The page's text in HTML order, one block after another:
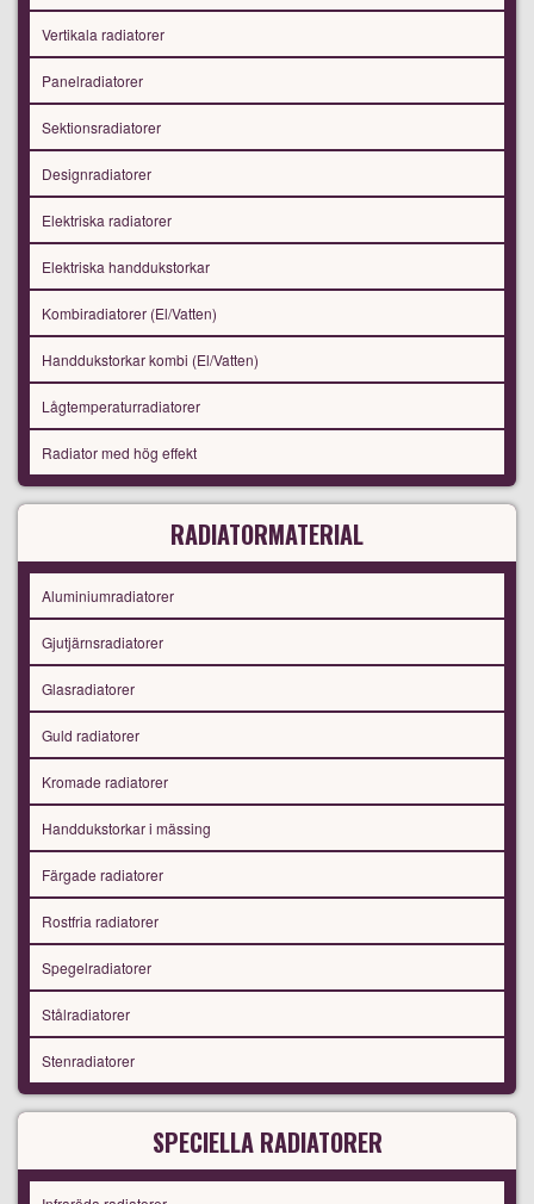
Vertikala radiatorer
Panelradiatorer
Sektionsradiatorer
Designradiatorer
Elektriska radiatorer
Elektriska handdukstorkar
Kombiradiatorer (El/Vatten)
Handdukstorkar kombi (El/Vatten)
Lågtemperaturradiatorer
Radiator med hög effekt
RADIATORMATERIAL
Aluminiumradiatorer
Gjutjärnsradiatorer
Glasradiatorer
Guld radiatorer
Kromade radiatorer
Handdukstorkar i mässing
Färgade radiatorer
Rostfria radiatorer
Spegelradiatorer
Stålradiatorer
Stenradiatorer
SPECIELLA RADIATORER